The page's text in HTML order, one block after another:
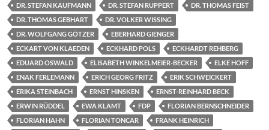
DR. STEFAN KAUFMANN
DR. STEFAN RUPPERT
DR. THOMAS FEIST
DR. THOMAS GEBHART
DR. VOLKER WISSING
DR. WOLFGANG GÖTZER
EBERHARD GIENGER
ECKART VON KLAEDEN
ECKHARD POLS
ECKHARDT REHBERG
EDUARD OSWALD
ELISABETH WINKELMEIER-BECKER
ELKE HOFF
ENAK FERLEMANN
ERICH GEORG FRITZ
ERIK SCHWEICKERT
ERIKA STEINBACH
ERNST HINSKEN
ERNST-REINHARD BECK
ERWIN RÜDDEL
EWA KLAMT FDP
FLORIAN BERNSCHNEIDER
FLORIAN HAHN
FLORIAN TONCAR
FRANK HEINRICH